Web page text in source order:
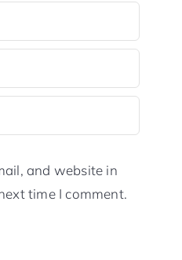
and website in
time I comment.